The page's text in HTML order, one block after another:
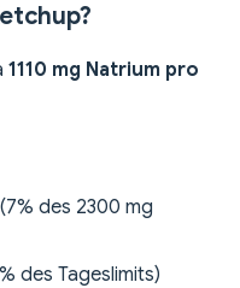
1110 mg Natrium pro
des 2300 mg
des Tageslimits)